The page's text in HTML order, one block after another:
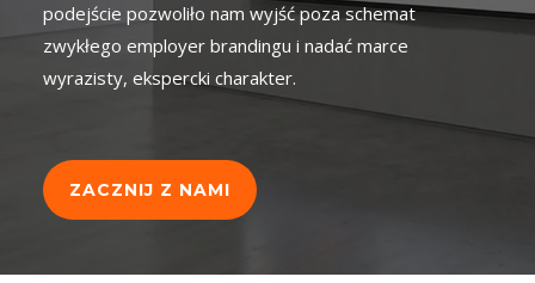
podejście pozwoliło nam wyjść poza schemat
zwykłego employer brandingu i nadać marce
wyrazisty, ekspercki charakter.
ZACZNIJ Z NAMI